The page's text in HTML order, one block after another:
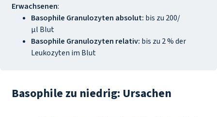
Erwachsenen:
Basophile Granulozyten absolut: bis zu 200/
µl Blut
Basophile Granulozyten relativ: bis zu 2 % der
Leukozyten im Blut
Basophile zu niedrig: Ursachen